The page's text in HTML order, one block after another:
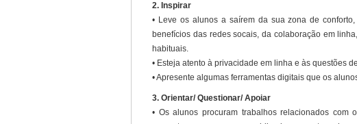
2. Inspirar
• Leve os alunos a saírem da sua zona de
benefícios das redes socais, da colaboração em
habituais.
• Esteja atento à privacidade em linha e às questões
• Apresente algumas ferramentas digitais que os
3. Orientar/ Questionar/ Apoiar
• Os alunos procuram trabalhos relacionados